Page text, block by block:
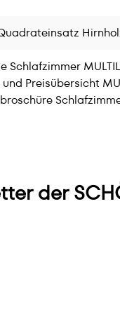
Schlafzimmer
Preisübersicht
der